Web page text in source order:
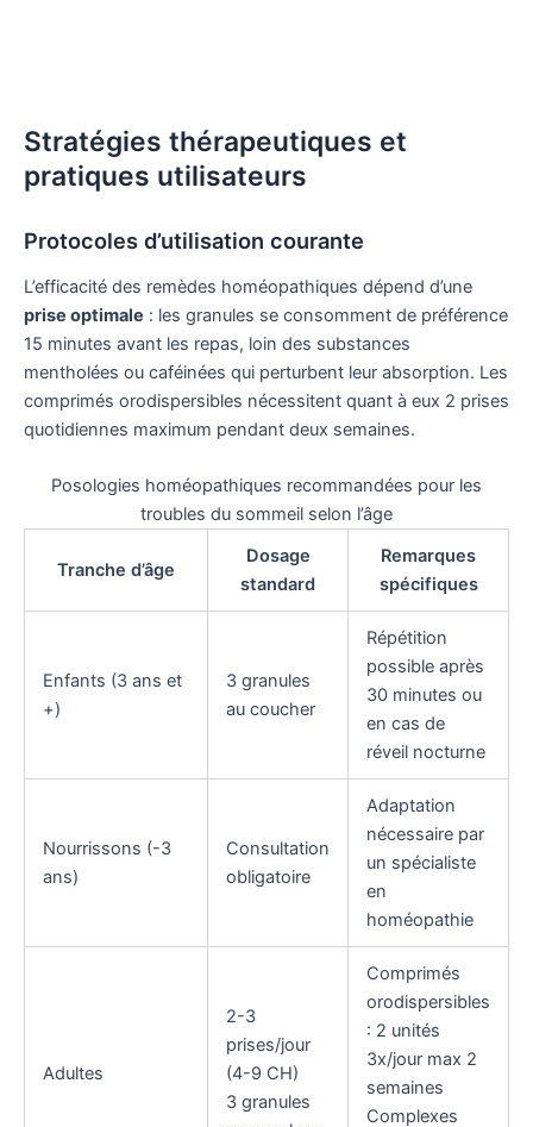
Stratégies thérapeutiques et
pratiques utilisateurs
Protocoles d’utilisation courante
L’efficacité des remèdes homéopathiques dépend d’une
prise optimale : les granules se consomment de préférence
15 minutes avant les repas, loin des substances
mentholées ou caféinées qui perturbent leur absorption. Les
comprimés orodispersibles nécessitent quant à eux 2 prises
quotidiennes maximum pendant deux semaines.
Posologies homéopathiques recommandées pour les
troubles du sommeil selon l’âge
Tranche d’âge
Dosage
standard
Remarques
spécifiques
Enfants (3 ans et
+)
3 granules
au coucher
Répétition
possible après
30 minutes ou
en cas de
réveil nocturne
Nourrissons (-3
ans)
Consultation
obligatoire
Adaptation
nécessaire par
un spécialiste
en
homéopathie
Adultes
2-3
prises/jour
(4-9 CH)
3 granules
Comprimés
orodispersibles
: 2 unités
3x/jour max 2
semaines
Complexes